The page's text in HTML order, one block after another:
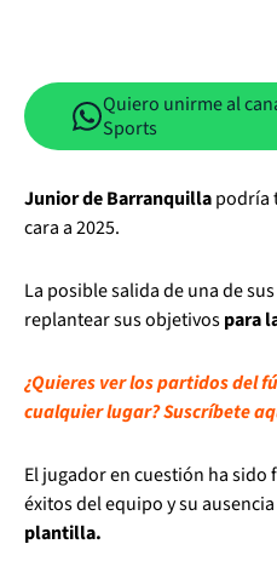
Quiero unirme al
Sports
Junior de Barranquillapodría
cara a 2025.
La posible salida de una de
replantear sus objetivospara
¿Quieres ver los partidos del
cualquier lugar? Suscríbete
El jugador en cuestión ha
éxitos del equipo y su ausencia
plantilla.